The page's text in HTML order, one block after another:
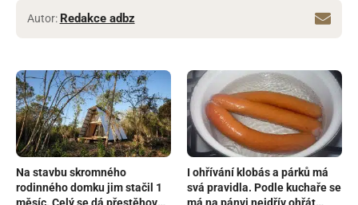
Autor: Redakce adbz
Na stavbu skromného
rodinného domku jim stačil 1
I ohřívání klobás a párků má
svá pravidla. Podle kuchaře se